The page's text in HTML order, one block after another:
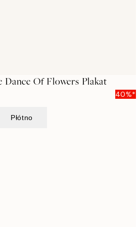
Of Flowers Plakat
40%*
Płótno